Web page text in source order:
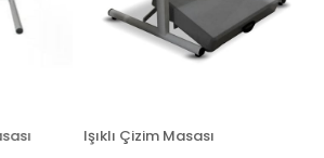
Işıklı Çizim Masası